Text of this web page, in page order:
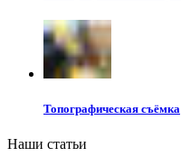
Топографическая съёмка
Наши статьи